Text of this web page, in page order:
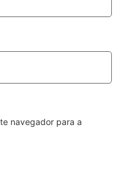
navegador para a
Amortecedores